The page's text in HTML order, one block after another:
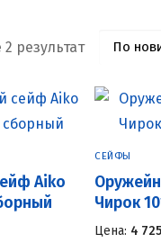
результат
Aiko
СЕЙФЫ
Чирок
Цена: 4 725